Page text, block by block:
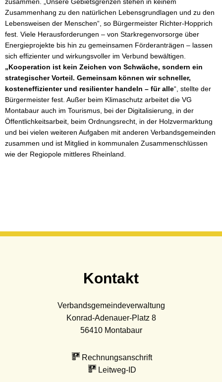
Zusammenhang zu den natürlichen Lebensgrundlagen und zu den
Lebensweisen der Menschen“, so Bürgermeister Richter-Hopprich
fest. Viele Herausforderungen – von Starkregenvorsorge über
Energieprojekte bis hin zu gemeinsamen Förderanträgen – lassen
sich effizienter und wirkungsvoller im Verbund bewältigen.
„Kooperation ist kein Zeichen von Schwäche, sondern ein
strategischer Vorteil. Gemeinsam können wir schneller,
kosteneffizienter und resilienter handeln – für alle“, stellte der
Bürgermeister fest. Außer beim Klimaschutz arbeitet die VG
Montabaur auch im Tourismus, bei der Digitalisierung, in der
Öffentlichkeitsarbeit, beim Ordnungsrecht, in der Holzvermarktung
und bei vielen weiteren Aufgaben mit anderen Verbandsgemeinden
zusammen und ist Mitglied in kommunalen Zusammenschlüssen
wie der Regiopole mittleres Rheinland.
Kontakt
Verbandsgemeindeverwaltung
Konrad-Adenauer-Platz 8
56410 Montabaur
Rechnungsanschrift
Leitweg-ID